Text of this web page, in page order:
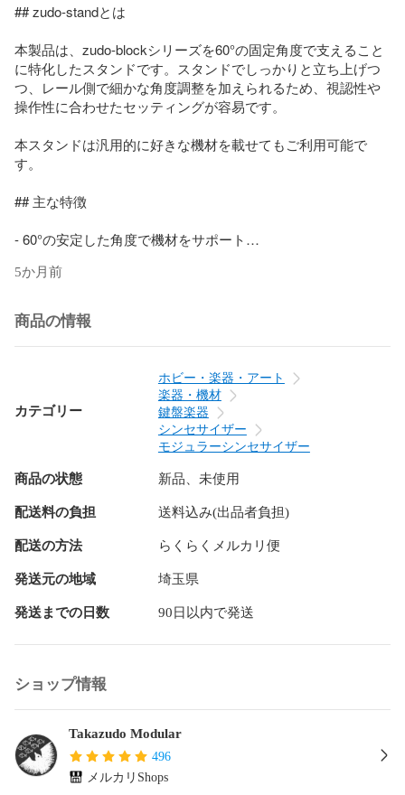
## zudo-standとは
本製品は、zudo-blockシリーズを60°の固定角度で支えること
に特化したスタンドです。スタンドでしっかりと立ち上げつ
つ、レール側で細かな角度調整を加えられるため、視認性や
操作性に合わせたセッティングが容易です。
本スタンドは汎用的に好きな機材を載せてもご利用可能で
す。
## 主な特徴
- 60°の安定した角度で機材をサポート
- 3Dプリンター製で軽量かつ丈夫
## パネルカスタマイズについて
本製品はパネルを自由にカスタマイズすることが可能です。
以下Webサイトより、パネル毎のカラーを選択できる仕組み
を用意しています。
https://panels.takazudomodular.com/
カスタマイズを希望の方は、上記Webサイトにてお好きなパ
ネルの組み合わせを選択し、発行されるメッセージとURLを
メモしてください。購入時に「パネルカスタム」を選択し、
メッセージとURLをお送り下さい。パネルカスタマイズは無
- オーダー時点で在庫があればそのまま梱包
- 在庫が無い場合はプリント
概ね半月〜1ヶ月ほどを見込んで頂ければと存じます。3Dプ
リント商品については、大抵の場合、基本カラーの素材はプ
リントして準備しており、ストックがある場合は2〜3日で発
5か月前
商品の情報
カテゴリー
ホビー・楽器・アート
楽器・機材
鍵盤楽器
シンセサイザー
モジュラーシンセサイザー
商品の状態 新品、未使用
配送料の負担 送料込み(出品者負担)
配送の方法 らくらくメルカリ便
発送元の地域 埼玉県
発送までの日数 90日以内で発送
ショップ情報
Takazudo Modular
496
メルカリShops